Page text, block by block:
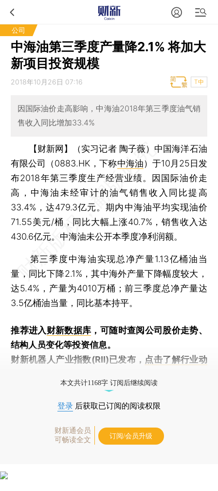
公司
中海油第三季度产量降2.1% 将加大
新项目投资规模
2018年10月26日 07:16 T中
因国际油价走高影响，中海油2018年第三季度油气销
售收入同比增加33.4%
【财新网】（实习记者 陶子薇） 中国海洋石油
有限公司（0883.HK，下称中海油）于10月25日发
布2018年第三季度生产经营业绩。因国际油价走
高，中海油未经审计的油气销售收入同比提高
33.4%，达479.3亿元。期内中海油平均实现油价
71.55美元/桶，同比大幅上涨40.7%，销售收入达
430.6亿元。中海油未公开本季度净利润额。
第三季度中海油实现总净产量1.13亿桶油当
量，同比下降2.1%，其中海外产量下降幅度较大，
达5.4%，产量为4010万桶；前三季度总净产量达
3.5亿桶油当量，同比基本持平。
推荐进入财新数据库 ，可随时查阅公司股价走势、
结构人员变化等投资信息。
财新机器人产业指数(RII)已发布， 点击了解行业动
本文共计1168字 订阅后继续阅读
登录 后获取已订阅的阅读权限
财新通会员
可畅读全文
订阅/会员升级